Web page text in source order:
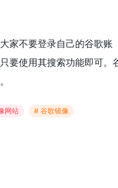
家不要登录自己的谷歌账
要使用其搜索功能即可。
网站 # 谷歌镜像